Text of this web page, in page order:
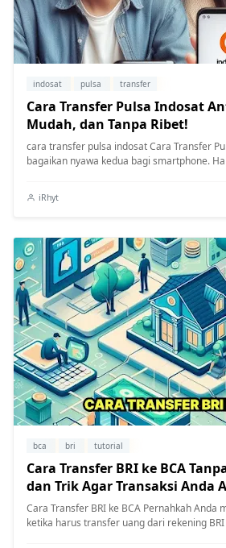
indosat pulsa transfer
Cara Transfer Pulsa Indosat
Mudah, dan Tanpa Ribet!
cara transfer pulsa indosat Cara Transfer Pulsa Indosat, pulsa
bagaikan nyawa kedua bagi smartphone.
iRhyt
bca bri tutorial
Cara Transfer BRI ke BCA
dan Trik Agar Transaksi Anda
Cara Transfer BRI ke BCA Pernahkah Anda merasakan repotnya
ketika harus transfer uang dari rekening